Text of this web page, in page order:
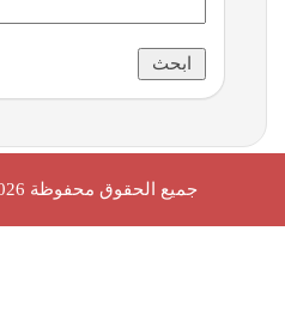
جميع الحقوق محفوظة 2026